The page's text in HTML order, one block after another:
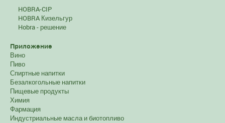
HOBRA-CIP
HOBRA Кизельгур
Hobra - решение
Приложение
Вино
Пиво
Спиртные напитки
Безалкогольные напитки
Пищевые продукты
Химия
Фармация
Индустриальные масла и биотопливо